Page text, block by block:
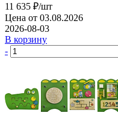
11 635 ₽/шт
Цена от 03.08.2026
2026-08-03
В корзину
-